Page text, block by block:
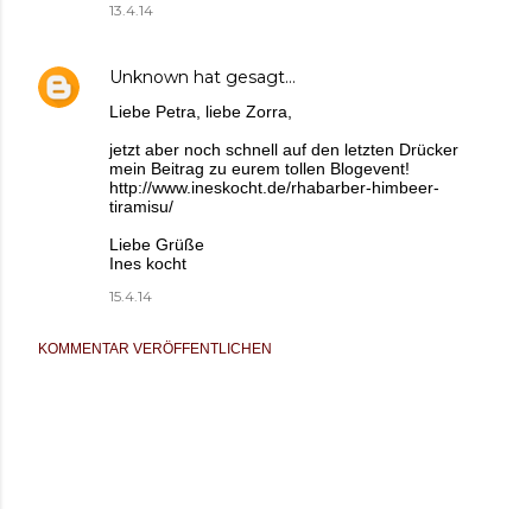
13.4.14
Unknown hat gesagt…
Liebe Petra, liebe Zorra,
jetzt aber noch schnell auf den letzten Drücker
mein Beitrag zu eurem tollen Blogevent!
http://www.ineskocht.de/rhabarber-himbeer-
tiramisu/
Liebe Grüße
Ines kocht
15.4.14
KOMMENTAR VERÖFFENTLICHEN